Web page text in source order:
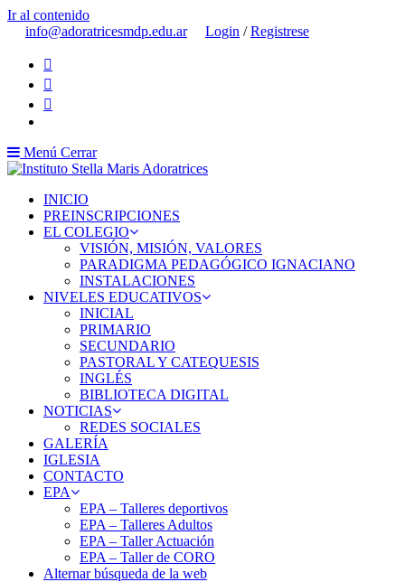
Ir al contenido
info@adoratricesmdp.edu.ar
Login /Registrese
Menú Cerrar
INICIO
PREINSCRIPCIONES
EL COLEGIO
VISIÓN, MISIÓN, VALORES
PARADIGMA PEDAGÓGICO IGNACIANO
INSTALACIONES
NIVELES EDUCATIVOS
INICIAL
PRIMARIO
SECUNDARIO
PASTORAL Y CATEQUESIS
INGLÉS
BIBLIOTECA DIGITAL
NOTICIAS
REDES SOCIALES
GALERÍA
IGLESIA
CONTACTO
EPA
EPA – Talleres deportivos
EPA – Talleres Adultos
EPA – Taller Actuación
EPA – Taller de CORO
Alternar búsqueda de la web